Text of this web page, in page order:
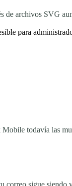
de archivos SVG
para
todavía las